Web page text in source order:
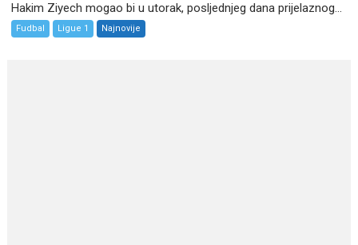
Hakim Ziyech mogao bi u utorak, posljednjeg dana prijelaznog...
Fudbal Ligue 1 Najnovije